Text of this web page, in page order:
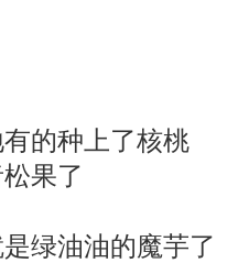
的种上了核桃
果了
绿油油的魔芋了